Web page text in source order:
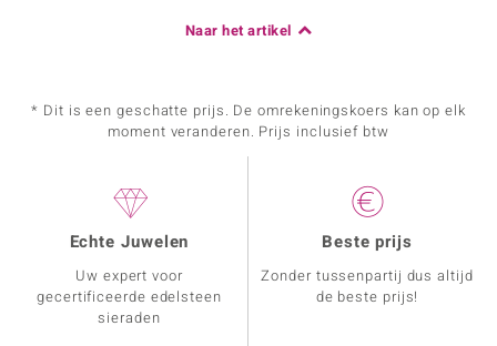
Naar het artikel
* Dit is een geschatte prijs. De omrekeningskoers kan op elk
moment veranderen. Prijs inclusief btw
Echte Juwelen
Uw expert voor
gecertificeerde edelsteen
sieraden
Beste prijs
Zonder tussenpartij dus altijd
de beste prijs!